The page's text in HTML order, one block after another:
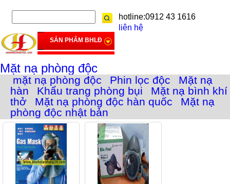
hotline:0912 43 1616
liên hệ
SẢN PHẨM BHLĐ
Mặt nạ phòng độc
mặt nạ phòng độc Phin lọc độc
Mặt nạ
hàn
Khẩu trang phòng bụi
Mặt nạ bình khí
thở
Mặt nạ phòng độc hàn quốc
Mặt nạ
phòng độc nhật bản